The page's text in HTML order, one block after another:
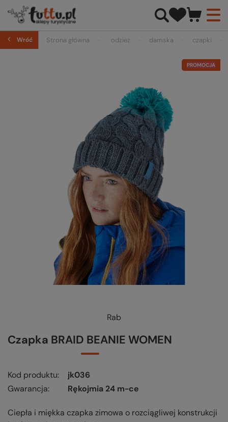
Wróć Strona główna odzież damska czapki
PROMOCJA
KUP-SPRAWDŹ-WYMIEŃ
Rab
Czapka BRAID BEANIE WOMEN
Kod produktu
jk036
Gwarancja
Rękojmia 24 m-ce
Ciepła i miękka czapka zimowa o rozciągliwej konstrukcji